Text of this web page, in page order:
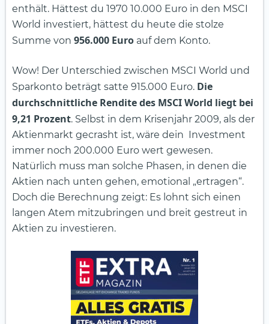
enthält. Hättest du 1970 10.000 Euro in den MSCI
World investiert, hättest du heute die stolze
Summe von 956.000 Euro auf dem Konto.
Wow! Der Unterschied zwischen MSCI World und
Sparkonto beträgt satte 915.000 Euro. Die
durchschnittliche Rendite des MSCI World liegt bei
9,21 Prozent. Selbst in dem Krisenjahr 2009, als der
Aktienmarkt gecrasht ist, wäre dein Investment
immer noch 200.000 Euro wert gewesen.
Natürlich muss man solche Phasen, in denen die
Aktien nach unten gehen, emotional „ertragen“.
Doch die Berechnung zeigt: Es lohnt sich einen
langen Atem mitzubringen und breit gestreut in
Aktien zu investieren.